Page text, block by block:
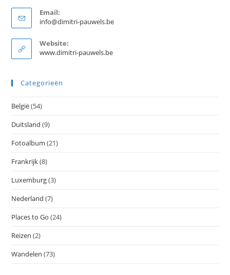
Email:
info@dimitri-pauwels.beOpent
Website:
www.dimitri-pauwels.be
Categorieën
België(54)
Duitsland (9)
Fotoalbum (21)
Frankrijk(8)
Luxemburg(3)
Nederland (7)
Places to Go (24)
Reizen (2)
Wandelen (73)